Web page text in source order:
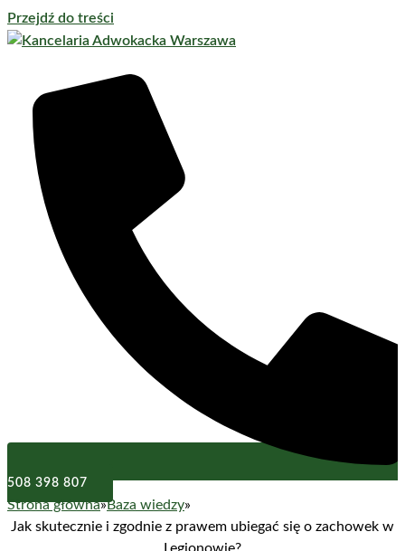
Przejdź do treści
508 398 807
Strona główna»Baza wiedzy»
Jak skutecznie i zgodnie z prawem ubiegać się o zachowek w